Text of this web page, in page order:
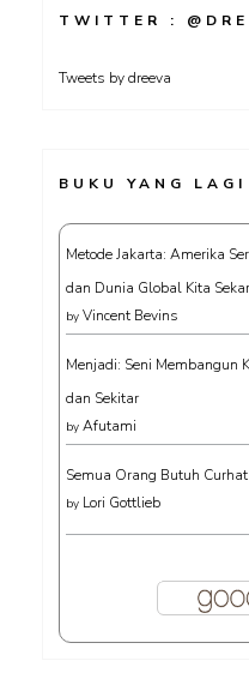
TWITTER :
Tweets by dreeva
BUKU YANG
Metode Jakarta: Amerika
dan Dunia Global Kita
by Vincent Bevins
Menjadi: Seni Membangun
dan Sekitar
by Afutami
Semua Orang Butuh Curhat
by Lori Gottlieb